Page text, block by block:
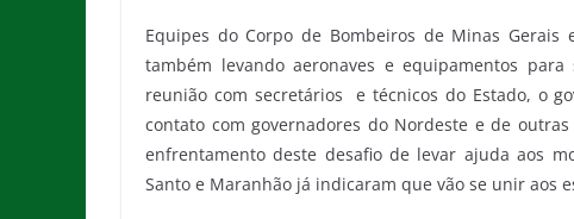
Equipes do Corpo de Bombeiros de Minas
também levando aeronaves e equipamentos
reunião com secretários e técnicos do Estado, o
contato com governadores do Nordeste e de
enfrentamento deste desafio de levar ajuda aos
Santo e Maranhão já indicaram que vão se unir aos